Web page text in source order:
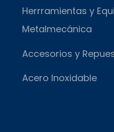
Herrramientas y
Metalmecánica
Accesorios y
Acero Inoxidable